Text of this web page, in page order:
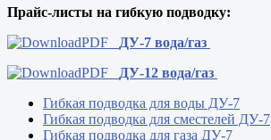
Прайс-листы на гибкую подводку:
ДУ-7 вода/газ
ДУ-12 вода/газ
Гибкая подводка для воды ДУ-7
Гибкая подводка для сместелей ДУ-7
Гибкая подводка для газа ДУ-7